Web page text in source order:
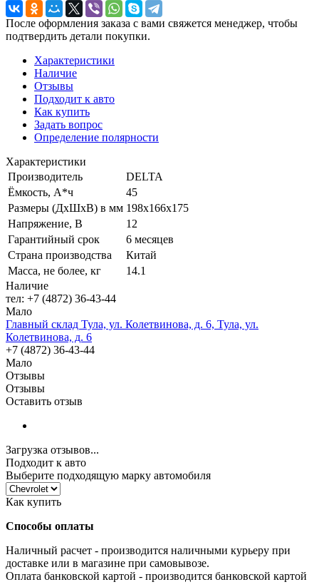
После оформления заказа с вами свяжется менеджер, чтобы
подтвердить детали покупки.
Характеристики
Наличие
Отзывы
Подходит к авто
Как купить
Задать вопрос
Определение полярности
Характеристики
Производитель
DELTA
Ёмкость, А*ч
45
Размеры (ДхШхВ) в мм 198х166х175
Напряжение, В
12
Гарантийный срок
6 месяцев
Страна производства
Китай
Масса, не более, кг
14.1
Наличие
тел: +7 (4872) 36-43-44
Мало
Главный склад Тула, ул. Колетвинова, д. 6, Тула, ул.
Колетвинова, д. 6
+7 (4872) 36-43-44
Мало
Отзывы
Отзывы
Оставить отзыв
Загрузка отзывов...
Подходит к авто
Выберите подходящую марку автомобиля
Как купить
Способы оплаты
Наличный расчет - производится наличными курьеру при
доставке или в магазине при самовывозе.
Оплата банковской картой - производится банковской картой